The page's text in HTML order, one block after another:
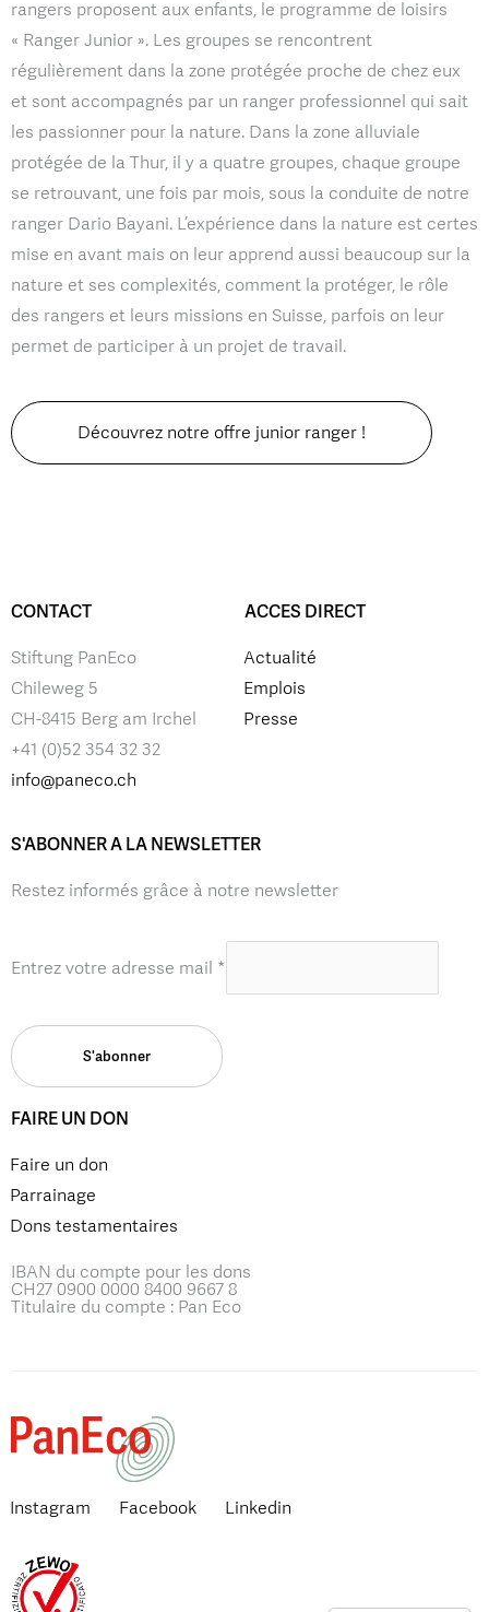
rangers proposent aux enfants, le programme de loisirs
« Ranger Junior ». Les groupes se rencontrent
régulièrement dans la zone protégée proche de chez eux
et sont accompagnés par un ranger professionnel qui sait
les passionner pour la nature. Dans la zone alluviale
protégée de la Thur, il y a quatre groupes, chaque groupe
se retrouvant, une fois par mois, sous la conduite de notre
ranger Dario Bayani. L’expérience dans la nature est certes
mise en avant mais on leur apprend aussi beaucoup sur la
nature et ses complexités, comment la protéger, le rôle
des rangers et leurs missions en Suisse, parfois on leur
permet de participer à un projet de travail.
Découvrez notre offre junior ranger !
CONTACT
Stiftung PanEco
Chileweg 5
CH-8415 Berg am Irchel
+41 (0)52 354 32 32
info@paneco.ch
ACCES DIRECT
Actualité
Emplois
Presse
S'ABONNER A LA NEWSLETTER
Restez informés grâce à notre newsletter
Entrez votre adresse mail *
FAIRE UN DON
Faire un don
Parrainage
Dons testamentaires
IBAN du compte pour les dons
CH27 0900 0000 8400 9667 8
Titulaire du compte : Pan Eco
Instagram Facebook Linkedin